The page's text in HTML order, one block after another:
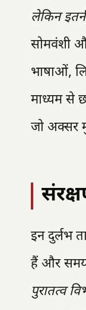
लेकिन
सोमवंशी
भाषाओं,
माध्यम से
जो अक्सर
इन दुर्लभ
हैं और समय,
पुरातत्व